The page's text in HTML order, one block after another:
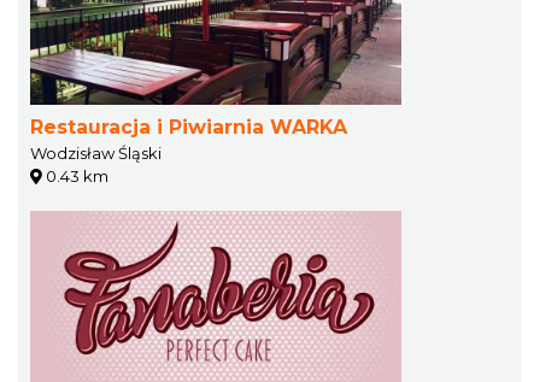
Restauracja i Piwiarnia WARKA
Wodzisław Śląski
0.43 km